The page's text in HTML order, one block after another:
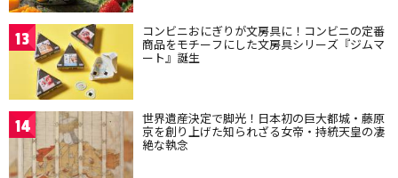
13 コンビニおにぎりが文房具に！コンビニの定番
商品をモチーフにした文房具シリーズ『ジムマ
ート』誕生
14 世界遺産決定で脚光！日本初の巨大都城・藤原
京を創り上げた知られざる女帝・持統天皇の凄
絶な執念